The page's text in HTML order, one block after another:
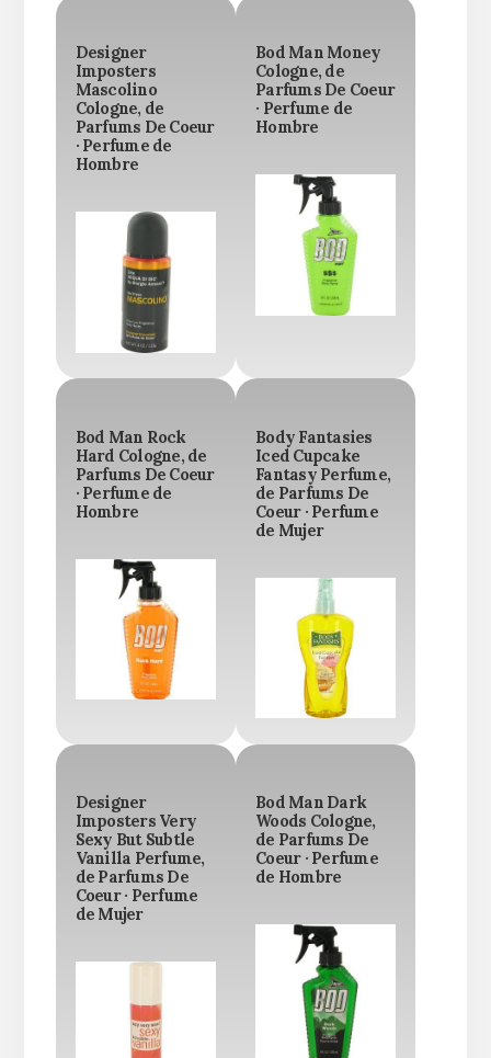
Designer
Imposters
Mascolino
Cologne, de
Parfums De Coeur
· Perfume de
Hombre
Bod Man Money
Cologne, de
Parfums De Coeur
· Perfume de
Hombre
Bod Man Rock
Hard Cologne, de
Parfums De Coeur
· Perfume de
Hombre
Body Fantasies
Iced Cupcake
Fantasy Perfume,
de Parfums De
Coeur · Perfume
de Mujer
Designer
Imposters Very
Sexy But Subtle
Vanilla Perfume,
de Parfums De
Coeur · Perfume
de Mujer
Bod Man Dark
Woods Cologne,
de Parfums De
Coeur · Perfume
de Hombre